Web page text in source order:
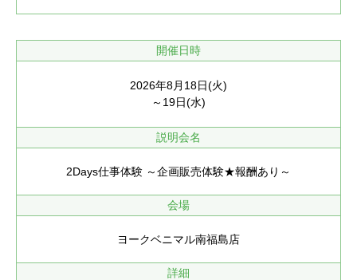
開催日時
2026年8月18日(火)
～19日(水)
説明会名
2Days仕事体験 ～企画販売体験★報酬あり～
会場
ヨークベニマル南福島店
詳細